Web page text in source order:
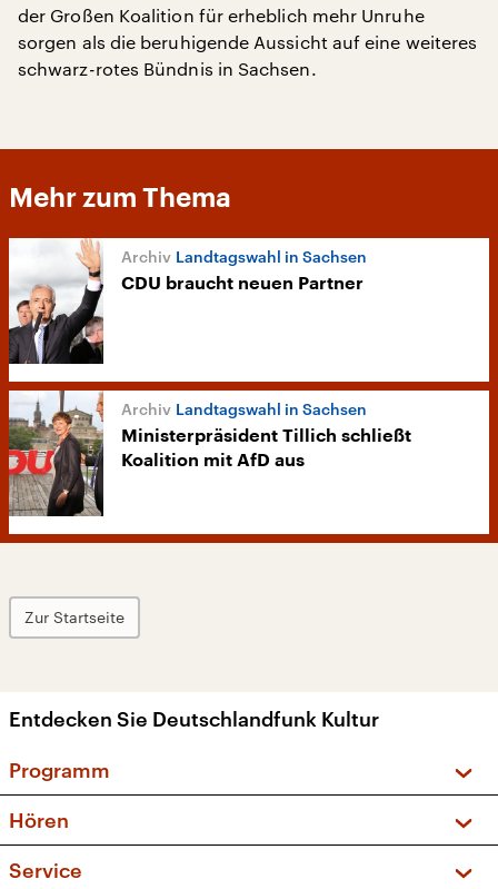
der Großen Koalition für erheblich mehr Unruhe
sorgen als die beruhigende Aussicht auf eine weiteres
schwarz-rotes Bündnis in Sachsen.
Mehr zum Thema
Landtagswahl in Sachsen
CDU braucht neuen Partner
Landtagswahl in Sachsen
Ministerpräsident Tillich schließt
Koalition mit AfD aus
Zur Startseite
Entdecken Sie Deutschlandfunk Kultur
Programm
Sendungen und Podcasts
Musikliste
Hören
Service